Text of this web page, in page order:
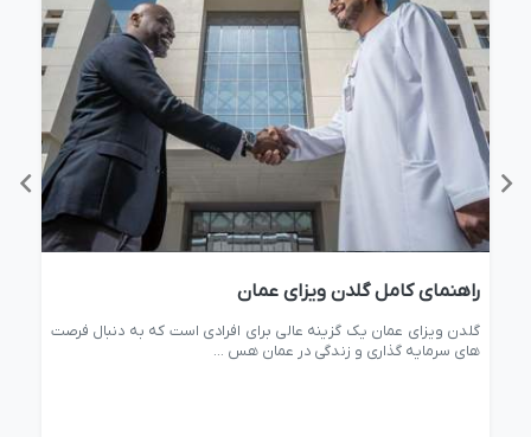
راهنمای کامل گلدن ویزای عمان
گلدن ویزای عمان یک گزینه عالی برای افرادی است که به دنبال فرصت‌
های سرمایه‌ گذاری و زندگی در عمان هس ...